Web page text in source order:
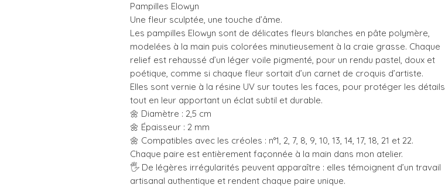
Pampilles Elowyn
Une fleur sculptée, une touche d’âme.
Les pampilles Elowyn sont de délicates fleurs blanches en pâte polymère,
modelées à la main puis colorées minutieusement à la craie grasse. Chaque
relief est rehaussé d’un léger voile pigmenté, pour un rendu pastel, doux et
poétique, comme si chaque fleur sortait d’un carnet de croquis d’artiste.
Elles sont vernie à la résine UV sur toutes les faces, pour protéger les détails
tout en leur apportant un éclat subtil et durable.
🌼 Diamètre : 2,5 cm
🌼 Épaisseur : 2 mm
🌼 Compatibles avec les créoles : n°1, 2, 7, 8, 9, 10, 13, 14, 17, 18, 21 et 22.
Chaque paire est entièrement façonnée à la main dans mon atelier.
🖐️ De légères irrégularités peuvent apparaître : elles témoignent d’un travail
artisanal authentique et rendent chaque paire unique.